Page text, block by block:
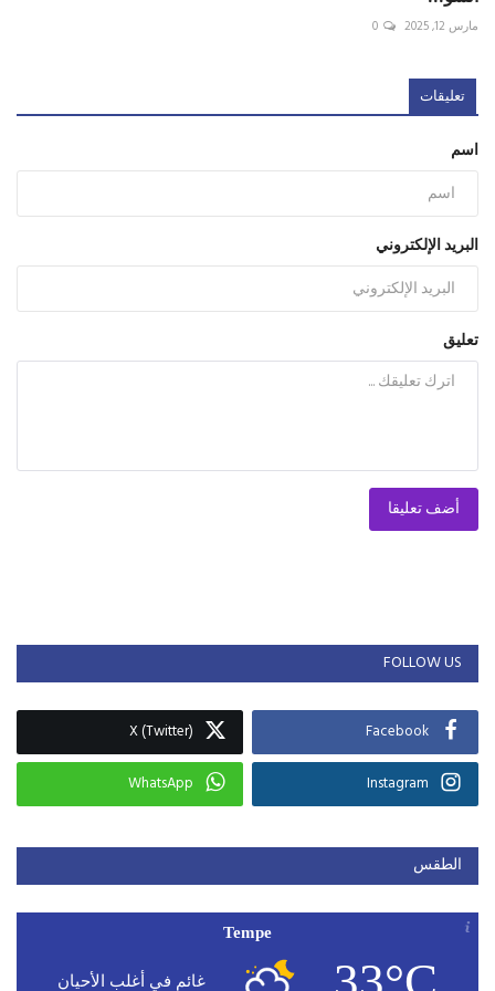
مارس 12, 2025 0
تعليقات
اسم
البريد الإلكتروني
تعليق
أضف تعليقا
FOLLOW US
Facebook
X (Twitter)
Instagram
WhatsApp
الطقس
Tempe
غائم في أغلب الأحيان